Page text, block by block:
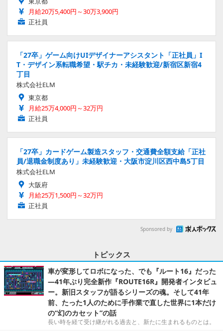
月給20万5,400円～30万3,900円
正社員
「27卒」ゲーム向けUIデザイナーアシスタント「正社員」I
T・デザイン系転職希望・駅チカ・未経験歓迎/新宿区新宿4
丁目
株式会社ELM
東京都
月給25万4,000円～32万円
正社員
「27卒」カードゲーム製造スタッフ・交通費全額支給「正社
員/退職金制度あり」未経験歓迎・大阪市淀川区西中島5丁目
株式会社ELM
大阪府
月給25万1,500円～32万円
正社員
Sponsored by
トピックス
車が変形してロボになった、でも『ルート16』だった
―41年ぶり完全新作『ROUTE16R』開発者インタビュ
ー。新旧スタッフが語るシリーズの魂。そして41年
前、たった1人のために手作業で直した世界に1本だけ
の“幻のカセット”の話
長い時を経て受け継がれる過去と、新たに生まれるものとは。